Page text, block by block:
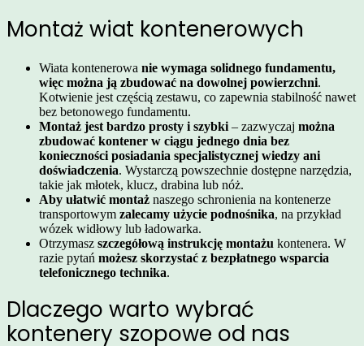
Montaż wiat kontenerowych
Wiata kontenerowa nie wymaga solidnego fundamentu,
więc można ją zbudować na dowolnej powierzchni.
Kotwienie jest częścią zestawu, co zapewnia stabilność nawet
bez betonowego fundamentu.
Montaż jest bardzo prosty i szybki – zazwyczaj można
zbudować kontener w ciągu jednego dnia bez
konieczności posiadania specjalistycznej wiedzy ani
doświadczenia. Wystarczą powszechnie dostępne narzędzia,
takie jak młotek, klucz, drabina lub nóż.
Aby ułatwić montaż naszego schronienia na kontenerze
transportowym zalecamy użycie podnośnika, na przykład
wózek widłowy lub ładowarka.
Otrzymasz szczegółową instrukcję montażu kontenera. W
razie pytań możesz skorzystać z bezpłatnego wsparcia
telefonicznego technika.
Dlaczego warto wybrać
kontenery szopowe od nas